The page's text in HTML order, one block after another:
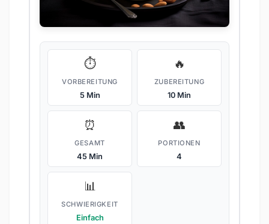
⏱️
VORBEREITUNG
5 Min
🔥
ZUBEREITUNG
10 Min
⏰
GESAMT
45 Min
👥
PORTIONEN
4
📊
SCHWIERIGKEIT
Einfach